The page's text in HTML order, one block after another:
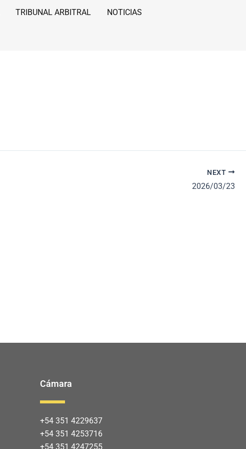
TRIBUNAL ARBITRAL NOTICIAS
NEXT
2026/03/23
Cámara
+54 351 4229637
+54 351 4253716
+54 351 4247255